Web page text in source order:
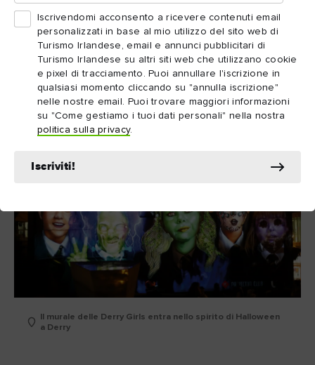
Iscrivendomi acconsento a ricevere contenuti email
personalizzati in base al mio utilizzo del sito web di
Turismo Irlandese, email e annunci pubblicitari di
Turismo Irlandese su altri siti web che utilizzano cookie
e pixel di tracciamento. Puoi annullare l'iscrizione in
qualsiasi momento cliccando su "annulla iscrizione"
nelle nostre email. Puoi trovare maggiori informazioni
su "Come gestiamo i tuoi dati personali" nella nostra
politica sulla privacy.
Iscriviti!
Today.
Lo sapevi?
Il murale delle Derry Girls entra nello spirito di Halloween
a Derry